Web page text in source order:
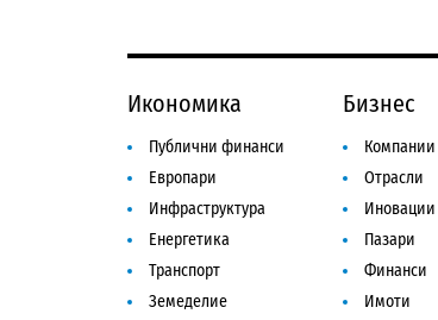
Икономика
Публични финанси
Европари
Инфраструктура
Енергетика
Транспорт
Земеделие
Бизнес
Компании
Отрасли
Иновации
Пазари
Финанси
Имоти